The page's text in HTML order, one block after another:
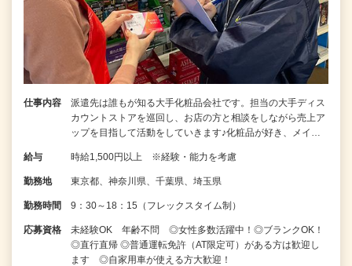
仕事内容
派遣先は誰もが知る大手化粧品会社です。担当の大手ディス
カウントストアを巡回し、お店の方と相談をしながら売上ア
ップを目指して活動をしていきます♪化粧品が好き、メイ…
給与 時給1,500円以上 ※経験・能力を考慮
勤務地 東京都、神奈川県、千葉県、埼玉県
勤務時間 9：30～18：15（フレックスタイム制）
応募資格
未経験OK 年齢不問 ◎女性多数活躍中！◎ブランクOK！
◎直行直帰 ◎普通運転免許（AT限定可）がある方は歓迎し
ます ◎自家用車が使える方大歓迎！